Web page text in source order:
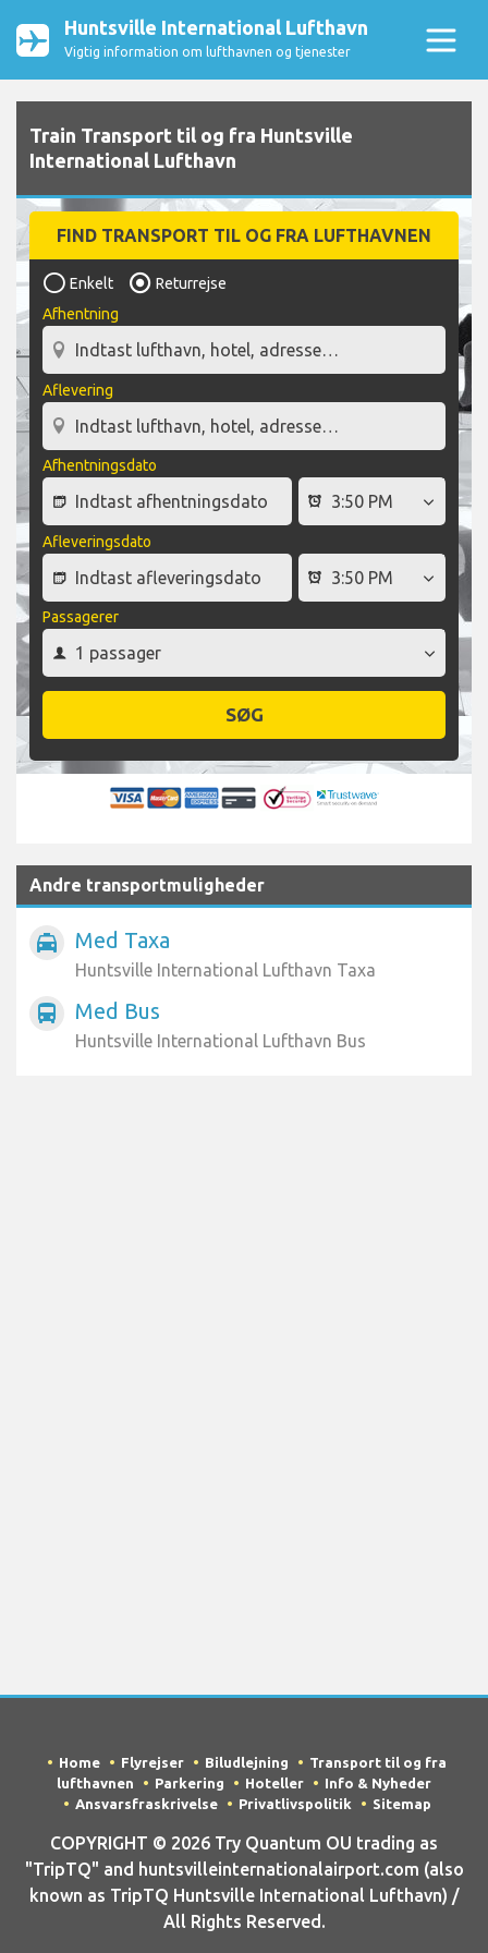
Huntsville International Lufthavn
Vigtig information om lufthavnen og tjenester
Train Transport til og fra Huntsville
International Lufthavn
FIND TRANSPORT TIL OG FRA LUFTHAVNEN
Enkelt
Returrejse
Afhentning
Aflevering
Afhentningsdato
Afleveringsdato
Passagerer
SØG
Andre transportmuligheder
local_taxi Med Taxa
Huntsville International Lufthavn Taxa
directions_bus Med Bus
Huntsville International Lufthavn Bus
Home Flyrejser Biludlejning
Transport til og fra
lufthavnen
Parkering Hoteller
Info & Nyheder
Ansvarsfraskrivelse
Privatlivspolitik Sitemap
COPYRIGHT © 2026 Try Quantum OU trading as
"TripTQ" and huntsvilleinternationalairport.com (also
known as TripTQ Huntsville International Lufthavn) /
All Rights Reserved.